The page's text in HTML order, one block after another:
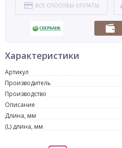
ВСЕ СПОСОБЫ ОПЛАТЫ
Характеристики
Артикул
Производитель
Производство
Описание
Длина, мм
(L) длина, мм